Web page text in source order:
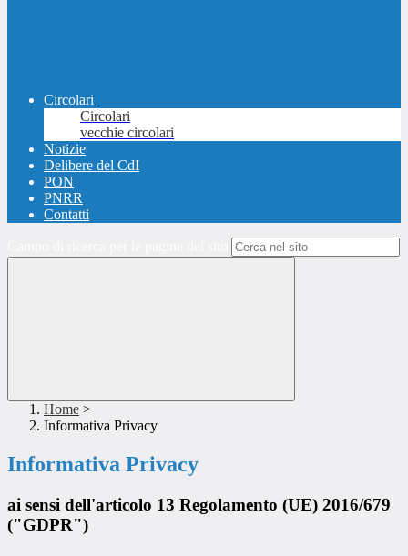
Circolari
Circolari
vecchie circolari
Notizie
Delibere del CdI
PON
PNRR
Contatti
Home >
Informativa Privacy
Informativa Privacy
ai sensi dell'articolo 13 Regolamento (UE) 2016/679
("GDPR")